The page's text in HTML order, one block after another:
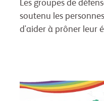
Les groupes de
soutenu les
d'aider à prôner leur